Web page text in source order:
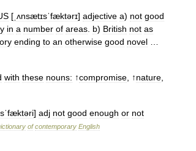
[ ˌʌnsætɪsˈfæktərɪ] adjective a) not good
in a number of areas b) British not as
ending to an otherwise good novel
with these nouns: ↑compromise , ↑nature
] adj not good enough or not
of contemporary English